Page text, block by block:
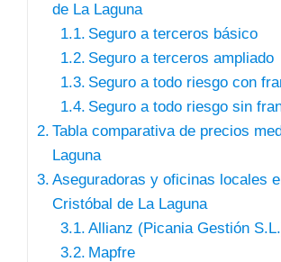
de La Laguna
Seguro a terceros básico
Seguro a terceros ampliado
Seguro a todo riesgo con
Seguro a todo riesgo sin
Tabla comparativa de precios
Laguna
Aseguradoras y oficinas locales
Cristóbal de La Laguna
Allianz (Picania Gestión
Mapfre